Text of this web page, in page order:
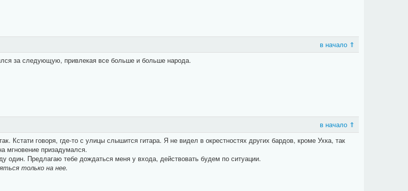
в начало ⇑
за следующую, привлекая все больше и больше народа.
в начало ⇑
Кстати говоря, где-то с улицы слышится гитара. Я не видел в окрестностях других бардов, кроме Ухка, так
мгновение призадумался.
один. Предлагаю тебе дождаться меня у входа, действовать будем по ситуации.
только на нее.